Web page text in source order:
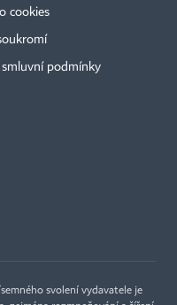
cookies
smluvní podmínky
svolení vydavatele je